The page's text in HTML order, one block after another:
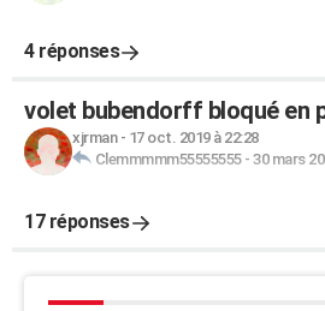
4 réponses
volet bubendorff bloqué en
xjrman- 17 oct. 2019 à 22:28
Clemmmmm55555555- 30 mars
17 réponses